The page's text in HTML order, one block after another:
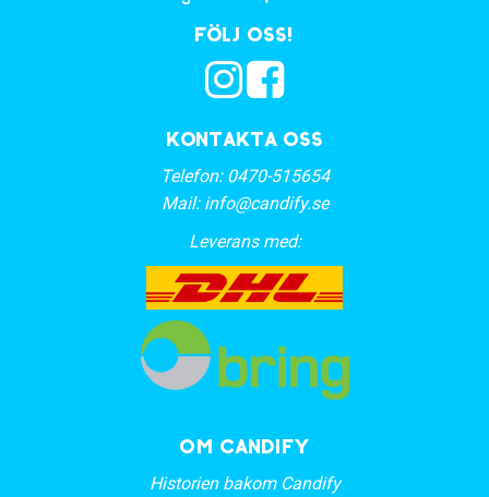
Kontakta oss
Telefon: 0470-515654
Mail: info@candify.se
Leverans med:
Följ oss!
OM CANDIFY
Historien bakom Candify